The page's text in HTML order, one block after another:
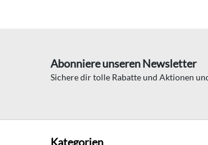
Abonniere unseren Newsletter
Sichere dir tolle Rabatte und Aktionen
Kategorien